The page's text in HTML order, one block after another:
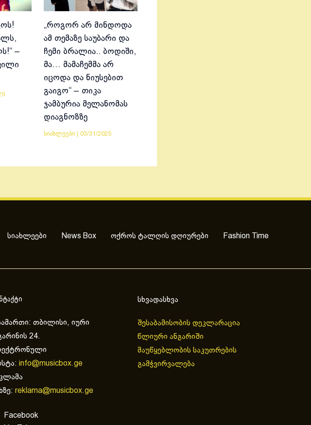
–
„როგორ არ მინდოდა
ამ თემაზე საუბარი და
ჩემი ბრალია.. ბოდიში,
მა… მამაჩემმა არ
იცოდა და ნიუსებით
გაიგო“ – თიკა
ჯამბურია მელანომას
დიაგნოზზე
სიახლეები| 03/31/2025
სიახლეები News Box ოქროს ტალღის დღიურები Fashion Time
თბილისი, იური
24.
info@musicbox.ge
reklama@musicbox.ge
Facebook
სხვადასხვა
შესაბამისობის დეკლარაცია
წლიური ანგარიში
მაუწყებლობის საკუთრების
გამჭვირვალება